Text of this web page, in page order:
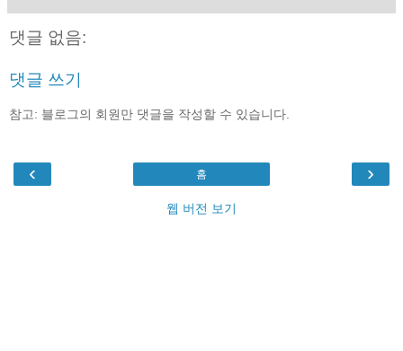
댓글 없음:
댓글 쓰기
참고: 블로그의 회원만 댓글을 작성할 수 있습니다.
‹ ›
홈
웹 버전 보기